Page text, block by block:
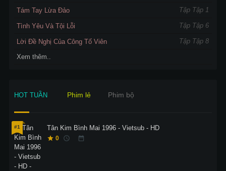
Tám Tay Lừa Đảo Tập Tập 1
Tình Yêu Và Tội Lỗi Tập Tập 6
Lời Đề Nghị Của Công Tố Viên Tập Tập 8
Xem thêm..
HOT TUẦN Phim lẻ Phim bộ
#1 Tân Kim Bình Mai 1996 - Vietsub - HD
0